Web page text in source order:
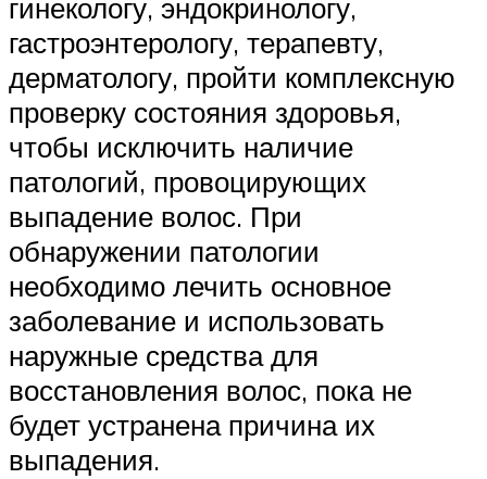
гинекологу, эндокринологу,
гастроэнтерологу, терапевту,
дерматологу, пройти комплексную
проверку состояния здоровья,
чтобы исключить наличие
патологий, провоцирующих
выпадение волос. При
обнаружении патологии
необходимо лечить основное
заболевание и использовать
наружные средства для
восстановления волос, пока не
будет устранена причина их
выпадения.